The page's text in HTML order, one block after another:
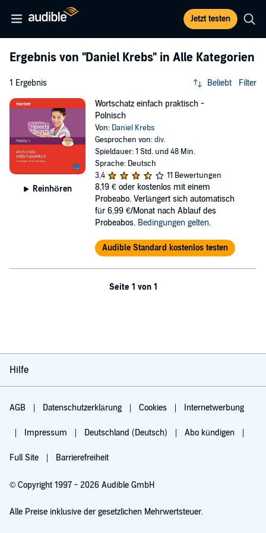
Jetzt testen
Ergebnis von "Daniel Krebs" in Alle Kategorien
1 Ergebnis Beliebt Filter
Reinhören
Wortschatz einfach praktisch -
Polnisch
Von: Daniel Krebs
Gesprochen von:div.
Spieldauer: 1 Std. und 48 Min.
Sprache: Deutsch
3,4
11 Bewertungen
8,19 € oder kostenlos mit einem
Probeabo. Verlängert sich automatisch
für 6,99 €/Monat nach Ablauf des
Probeabos. Bedingungen gelten.
Audible Standard kostenlos testen
Seite 1 von 1
Hilfe
AGB Datenschutzerklärung Cookies Internetwerbung
Impressum Deutschland (Deutsch) Abo kündigen
Full Site Barrierefreiheit
© Copyright 1997 - 2026 Audible GmbH
Alle Preise inklusive der gesetzlichen Mehrwertsteuer.